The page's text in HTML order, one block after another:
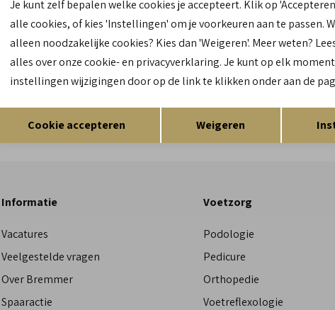
Informatie
Vacatures
Veelgestelde vragen
Over Bremmer
Spaaractie
Voetzorg
Podologie
Pedicure
Orthopedie
Voetreflexologie
Terug Opslaan
Je kunt zelf bepalen welke cookies je accepteert. Klik op
alle cookies, of kies 'Instellingen' om je voorkeuren aan te passen.
alleen noodzakelijke cookies? Kies dan 'Weigeren'. Meer weten?
alles over onze cookie- en privacyverklaring. Je kunt op elk
instellingen wijzigingen door op de link te klikken onder aan de
Cookie accepteren Weigeren